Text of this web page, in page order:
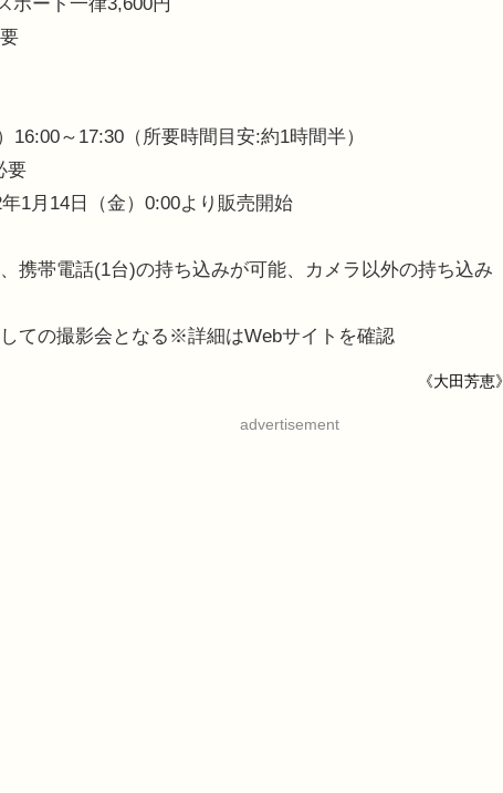
～17:30（所要時間目安:約1時間半）
要
1月14日（金）0:00より販売開始
携帯電話(1台)の持ち込みが可能、カメラ以外の持ち込み
ての撮影会となる※詳細はWebサイトを確認
《大田芳恵》
advertisement